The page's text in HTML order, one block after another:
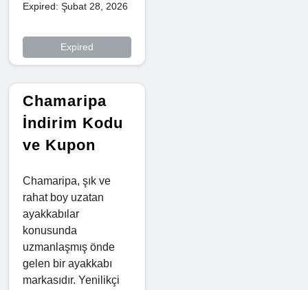
Expired: Şubat 28, 2026
Expired
Chamaripa
İndirim Kodu
ve Kupon
Chamaripa, şık ve
rahat boy uzatan
ayakkabılar
konusunda
uzmanlaşmış önde
gelen bir ayakkabı
markasıdır. Yenilikçi